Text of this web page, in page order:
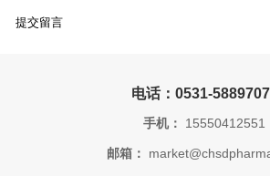
电话：0531-
手机： 15550412551
邮箱：